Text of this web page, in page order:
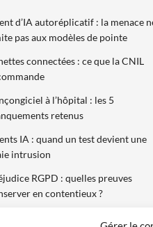
d’IA autoréplicatif : la menace
pas aux modèles de pointe
connectées : ce que la CNIL
à l’hôpital : les 5
retenus
IA : quand un test devient une
intrusion
RGPD : quelles preuves
en contentieux ?